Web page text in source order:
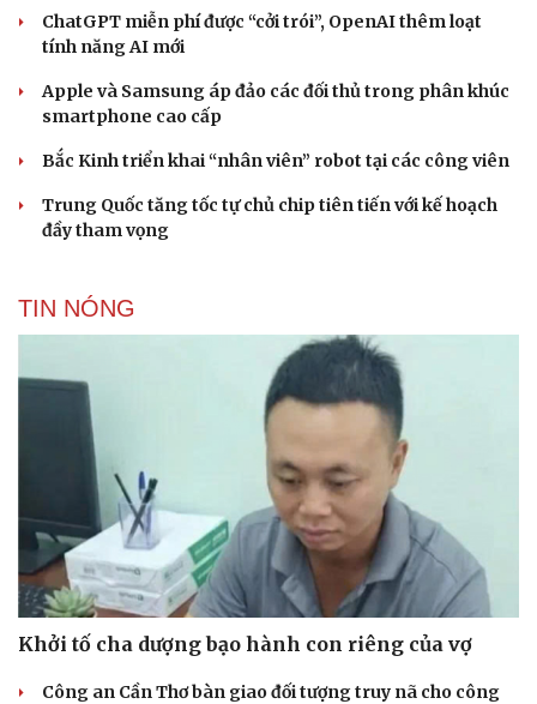
ChatGPT miễn phí được “cởi trói”, OpenAI thêm loạt
tính năng AI mới
Apple và Samsung áp đảo các đối thủ trong phân khúc
smartphone cao cấp
Bắc Kinh triển khai “nhân viên” robot tại các công viên
Trung Quốc tăng tốc tự chủ chip tiên tiến với kế hoạch
đầy tham vọng
TIN NÓNG
Khởi tố cha dượng bạo hành con riêng của vợ
Công an Cần Thơ bàn giao đối tượng truy nã cho công